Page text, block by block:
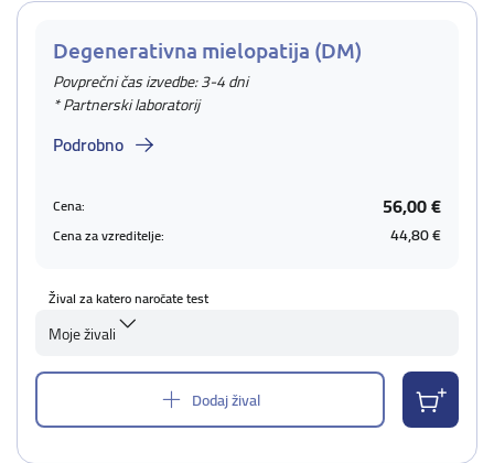
Degenerativna mielopatija (DM)
Povprečni čas izvedbe: 3-4 dni
* Partnerski laboratorij
Podrobno
Cena: 56,00 €
Cena za vzreditelje: 44,80 €
Žival za katero naročate test
Moje živali
Dodaj žival